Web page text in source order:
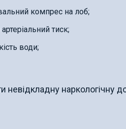
компрес на лоб;
тиск;
води;
невідкладну наркологічну